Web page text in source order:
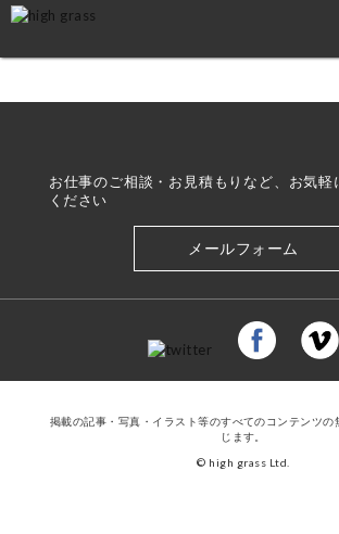
お仕事のご相談・お見積もりなど、お気軽
ください
メールフォーム
掲載の記事・写真・イラスト等のすべてのコンテンツの
じます。
© high grass Ltd.